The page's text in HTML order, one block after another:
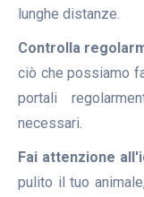
lunghe distanze.
Controlla
ciò che possiamo
portali
necessari.
Fai attenzione
pulito il tuo